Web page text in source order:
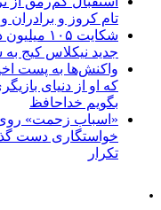
تام کروز و برادران
شکایت
جدید نیکلاس کیج
واکنش‌ها به پست
که او از دنیای
بگویم خداحافظ
«اسباب زحمت» روی
تکرار
.